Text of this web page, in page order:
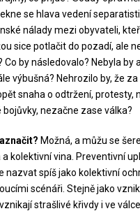
se hlava vedení
nálady mezi obyvateli,
sice potlačit do pozadí, ale
Co by následovalo? Nebyla by
výbušná? Nehrozilo by, že
snaha o odtržení, protesty,
nezačne zase válka?
Možná, a můžu se
kolektivní vina. Preventivní
nazvat spíš jako kolektivní
scénáři. Stejně jako
strašlivé křivdy i ve válce